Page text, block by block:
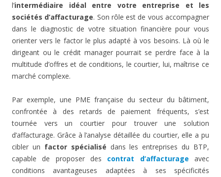
l’intermédiaire idéal entre votre entreprise et les
sociétés d’affacturage. Son rôle est de vous accompagner
dans le diagnostic de votre situation financière pour vous
orienter vers le factor le plus adapté à vos besoins. Là où le
dirigeant ou le crédit manager pourrait se perdre face à la
multitude d’offres et de conditions, le courtier, lui, maîtrise ce
marché complexe.
Par exemple, une PME française du secteur du bâtiment,
confrontée à des retards de paiement fréquents, s’est
tournée vers un courtier pour trouver une solution
d’affacturage. Grâce à l’analyse détaillée du courtier, elle a pu
cibler un factor spécialisé dans les entreprises du BTP,
capable de proposer des contrat d’affacturage avec
conditions avantageuses adaptées à ses spécificités